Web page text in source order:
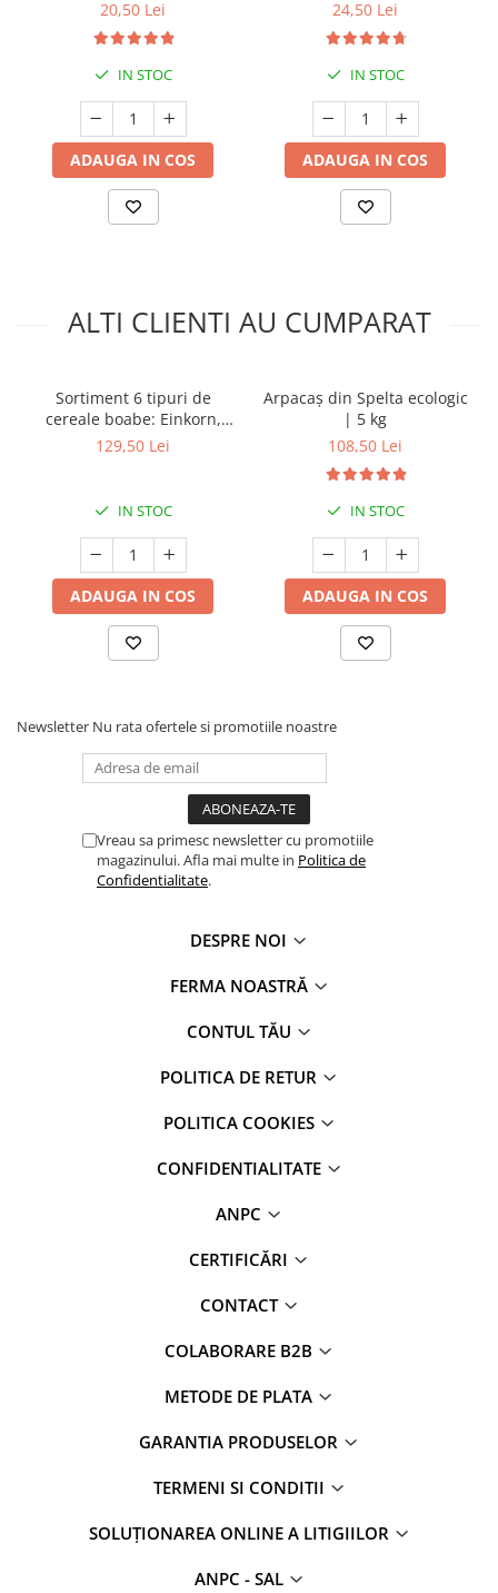
pentru gătit | 500g
20,50 Lei
IN STOC
ADAUGA IN COS
natural | 1kg
24,50 Lei
IN STOC
ADAUGA IN COS
ALTI CLIENTI AU CUMPARAT
Sortiment 6 tipuri de
cereale boabe: Einkorn,
Spelta, Emmer, Secară,
129,50 Lei
IN STOC
ADAUGA IN COS
Arpacaș din Spelta ecologic
| 5 kg
108,50 Lei
IN STOC
ADAUGA IN COS
Newsletter Nu rata ofertele si promotiile noastre
Vreau sa primesc newsletter cu promotiile
magazinului. Afla mai multe in Politica de
Confidentialitate.
DESPRE NOI
FERMA NOASTRĂ
CONTUL TĂU
POLITICA DE RETUR
POLITICA COOKIES
CONFIDENTIALITATE
ANPC
CERTIFICĂRI
CONTACT
COLABORARE B2B
METODE DE PLATA
GARANTIA PRODUSELOR
TERMENI SI CONDITII
SOLUȚIONAREA ONLINE A LITIGIILOR
ANPC - SAL